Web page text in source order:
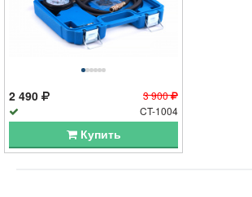
3 900
2 490
CT-1004
Купить